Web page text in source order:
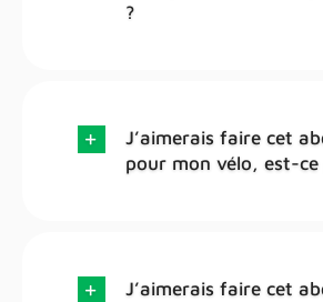
?
J’aimerais faire cet
pour mon vélo, est-ce
J’aimerais faire cet